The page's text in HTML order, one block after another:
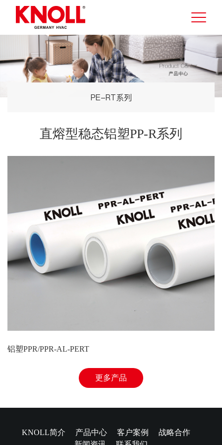
PE-RT系列
直熔型稳态铝塑PP-R系列
铝塑PPR/PPR-AL-PERT
更多产品
KNOLL简介 产品中心 客户案例
战略合作